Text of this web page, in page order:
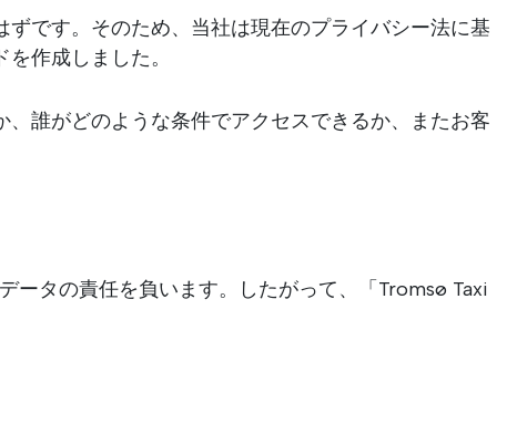
です。そのため、当社は現在のプライバシー法に基
作成しました。
誰がどのような条件でアクセスできるか、またお客
タの責任を負います。したがって、「Tromsø Taxi